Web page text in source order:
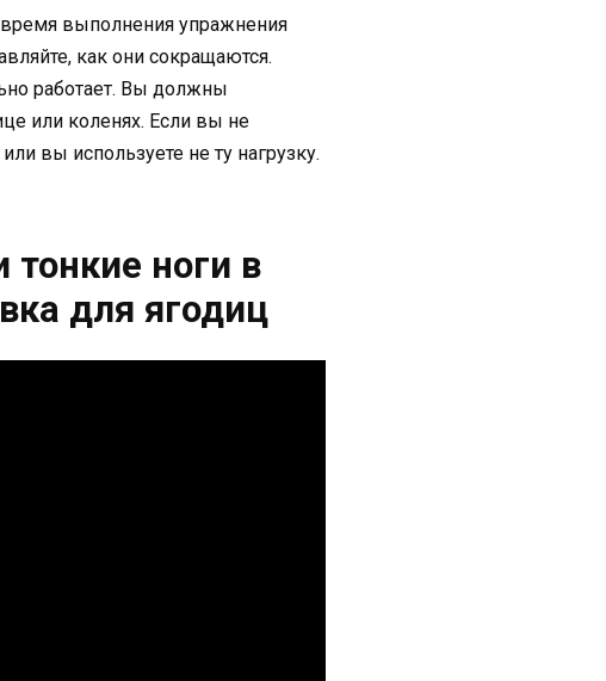
выполнения упражнения
как они сокращаются.
работает. Вы должны
или коленях. Если вы не
вы используете не ту нагрузку.
ноги в
для ягодиц